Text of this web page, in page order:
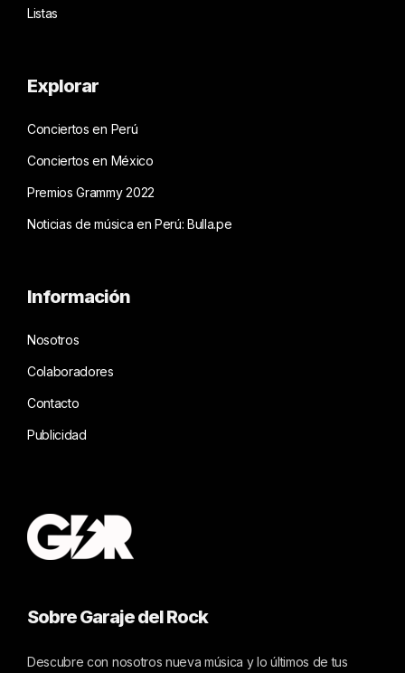
Listas
Explorar
Conciertos en Perú
Conciertos en México
Premios Grammy 2022
Noticias de música en Perú: Bulla.pe
Información
Nosotros
Colaboradores
Contacto
Publicidad
Sobre Garaje del Rock
Descubre con nosotros nueva música y lo últimos de tus